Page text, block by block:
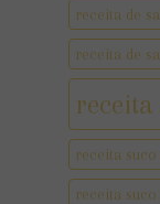
receita de
receita de
receita
receita suco
receita